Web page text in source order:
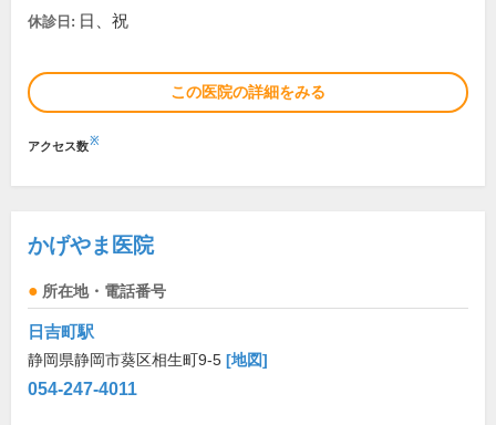
休診日: 日、祝
この医院の詳細をみる
アクセス数※
かげやま医院
所在地・電話番号
日吉町駅
静岡県静岡市葵区相生町9-5 [地図]
054-247-4011